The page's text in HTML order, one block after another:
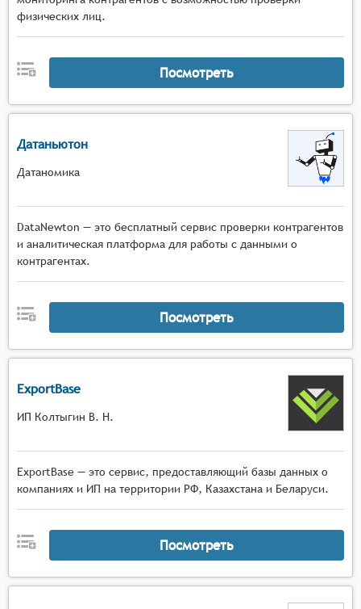
физических лиц.
Посмотреть
Датаньютон
Датаномика
DataNewton — это бесплатный сервис проверки контрагентов
и аналитическая платформа для работы с данными о
контрагентах.
Посмотреть
ExportBase
ИП Колтыгин В. Н.
ExportBase — это сервис, предоставляющий базы данных о
компаниях и ИП на территории РФ, Казахстана и Беларуси.
Посмотреть